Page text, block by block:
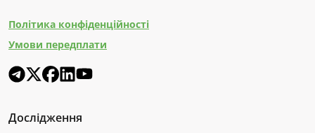
Політика конфіденційності
Умови передплати
Дослідження